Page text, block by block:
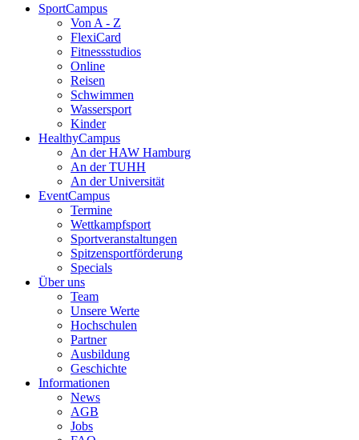
SportCampus
Von A - Z
FlexiCard
Fitnessstudios
Online
Reisen
Schwimmen
Wassersport
Kinder
HealthyCampus
An der HAW Hamburg
An der TUHH
An der Universität
EventCampus
Termine
Wettkampfsport
Sportveranstaltungen
Spitzensportförderung
Specials
Über uns
Team
Unsere Werte
Hochschulen
Partner
Ausbildung
Geschichte
Informationen
News
AGB
Jobs